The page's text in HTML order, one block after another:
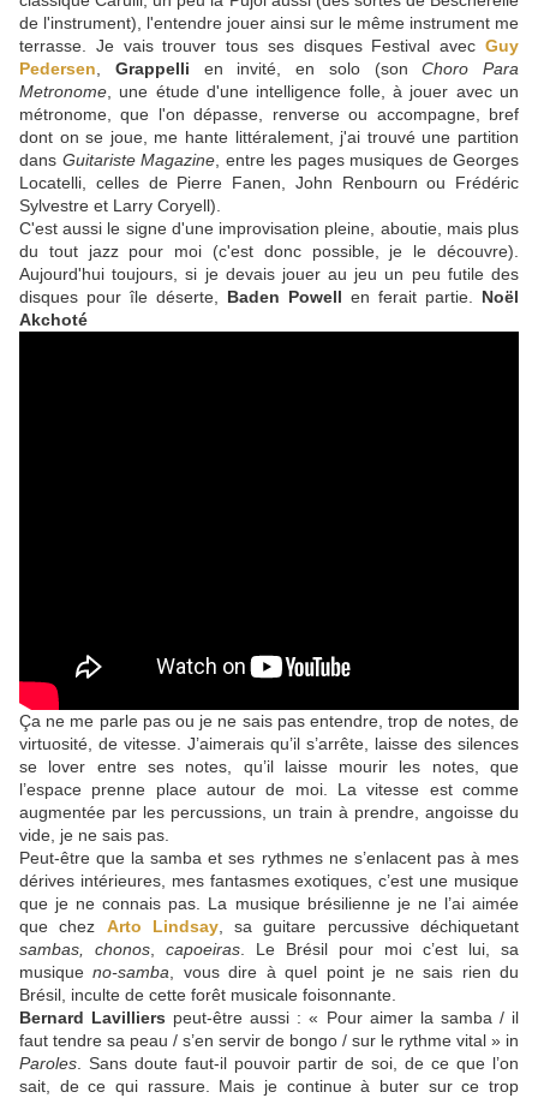
de l'instrument), l'entendre jouer ainsi sur le même instrument me
terrasse. Je vais trouver tous ses disques Festival avec Guy
Pedersen
Grappelli en invité, en solo (sonChoro Para
Metronome , une étude d'une intelligence folle, à jouer avec un
métronome, que l'on dépasse, renverse ou accompagne, bref
dont on se joue, me hante littéralement, j'ai trouvé une partition
dans Guitariste Magazine , entre les pages musiques de Georges
Locatelli, celles de Pierre Fanen, John Renbourn ou Frédéric
Sylvestre et Larry Coryell).
C'est aussi le signe d'une improvisation pleine, aboutie, mais plus
du tout jazz pour moi (c'est donc possible, je le découvre).
Aujourd'hui toujours, si je devais jouer au jeu un peu futile des
disques pour île déserte, Baden Powell en ferait partie. Noël
Akchoté
Ça ne me parle pas ou je ne sais pas entendre, trop de notes, de
virtuosité, de vitesse. J’aimerais qu’il s’arrête, laisse des silences
se lover entre ses notes, qu’il laisse mourir les notes, que
l’espace prenne place autour de moi. La vitesse est comme
augmentée par les percussions, un train à prendre, angoisse du
vide, je ne sais pas.
Peut-être que la samba et ses rythmes ne s’enlacent pas à mes
dérives intérieures, mes fantasmes exotiques, c’est une musique
que je ne connais pas. La musique brésilienne je ne l’ai aimée
que chez Arto Lindsay, sa guitare percussive déchiquetant
sambas, chonos
capoeiras . Le Brésil pour moi c’est lui, sa
musiqueno-samba , vous dire à quel point je ne sais rien du
Brésil, inculte de cette forêt musicale foisonnante.
Bernard Lavilliers peut-être aussi : « Pour aimer la samba / il
faut tendre sa peau / s’en servir de bongo / sur le rythme vital » in
Paroles . Sans doute faut-il pouvoir partir de soi, de ce que l’on
sait, de ce qui rassure. Mais je continue à buter sur ce trop